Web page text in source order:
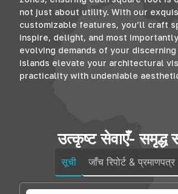
not just about utility.With our
customizable features,you’ll craft
inspire, delight, and most importantly
evolving demands of your
islands elevate your architectural
practicality with undeniable
उत्कृष्ट सेवाएँ- समृद्ध
सूची जाँच रिपोर्ट & प्रमाणपत्र